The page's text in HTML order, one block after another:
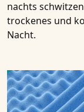
nachts
trockenes und
Nacht.